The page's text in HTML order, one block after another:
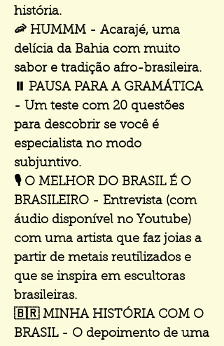
história.
🦐 HUMMM - Acarajé, uma
delícia da Bahia com muito
sabor e tradição afro-brasileira.
⏸️ PAUSA PARA A GRAMÁTICA
- Um teste com 20 questões
para descobrir se você é
especialista no modo
subjuntivo.
🎙️ O MELHOR DO BRASIL É O
BRASILEIRO - Entrevista (com
áudio disponível no Youtube)
com uma artista que faz joias a
partir de metais reutilizados e
que se inspira em escultoras
brasileiras.
🇧🇷 MINHA HISTÓRIA COM O
BRASIL - O depoimento de uma